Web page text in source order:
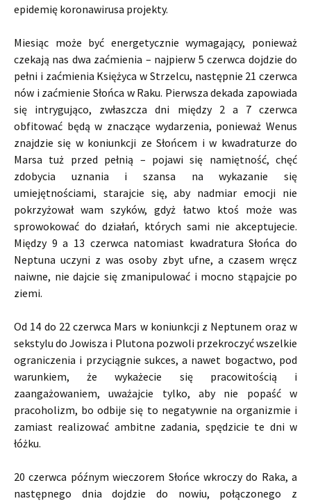
epidemię koronawirusa projekty.
Miesiąc może być energetycznie wymagający, ponieważ
czekają nas dwa zaćmienia – najpierw 5 czerwca dojdzie do
pełni i zaćmienia Księżyca w Strzelcu, następnie 21 czerwca
nów i zaćmienie Słońca w Raku. Pierwsza dekada zapowiada
się intrygująco, zwłaszcza dni między 2 a 7 czerwca
obfitować będą w znaczące wydarzenia, ponieważ Wenus
znajdzie się w koniunkcji ze Słońcem i w kwadraturze do
Marsa tuż przed pełnią – pojawi się namiętność, chęć
zdobycia uznania i szansa na wykazanie się
umiejętnościami, starajcie się, aby nadmiar emocji nie
pokrzyżował wam szyków, gdyż łatwo ktoś może was
sprowokować do działań, których sami nie akceptujecie.
Między 9 a 13 czerwca natomiast kwadratura Słońca do
Neptuna uczyni z was osoby zbyt ufne, a czasem wręcz
naiwne, nie dajcie się zmanipulować i mocno stąpajcie po
ziemi.
Od 14 do 22 czerwca Mars w koniunkcji z Neptunem oraz w
sekstylu do Jowisza i Plutona pozwoli przekroczyć wszelkie
ograniczenia i przyciągnie sukces, a nawet bogactwo, pod
warunkiem, że wykażecie się pracowitością i
zaangażowaniem, uważajcie tylko, aby nie popaść w
pracoholizm, bo odbije się to negatywnie na organizmie i
zamiast realizować ambitne zadania, spędzicie te dni w
łóżku.
20 czerwca późnym wieczorem Słońce wkroczy do Raka, a
następnego dnia dojdzie do nowiu, połączonego z